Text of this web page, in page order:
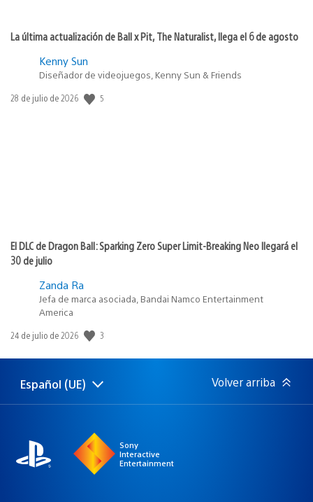
La última actualización de Ball x Pit, The Naturalist, llega el 6 de agosto
Kenny Sun
Diseñador de videojuegos, Kenny Sun & Friends
Fecha
28 de julio de 2026 5
El DLC de Dragon Ball: Sparking Zero Super Limit-Breaking Neo llegará el
30 de julio
Zanda Ra
Jefa de marca asociada, Bandai Namco Entertainment
America
Fecha
publicación:
24 de julio de 2026 3
Selecciona
una
Región
actual:
Español (UE) Volver arriba
Sony
Interactive
Entertainment